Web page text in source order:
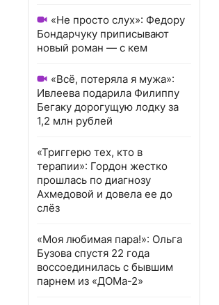
«Не просто слух»: Федору
Бондарчуку приписывают
новый роман — с кем
«Всё, потеряла я мужа»:
Ивлеева подарила Филиппу
Бегаку дорогущую лодку за
1,2 млн рублей
«Триггерю тех, кто в
терапии»: Гордон жестко
прошлась по диагнозу
Ахмедовой и довела ее до
слёз
«Моя любимая пара!»: Ольга
Бузова спустя 22 года
воссоединилась с бывшим
парнем из «ДОМа-2»